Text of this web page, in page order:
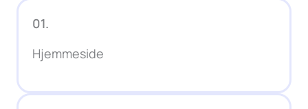
01.
Hjemmeside